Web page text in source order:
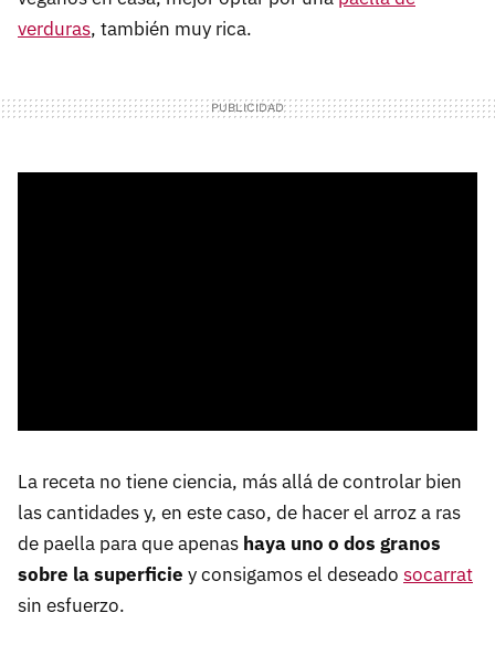
verduras, también muy rica.
La receta no tiene ciencia, más allá de controlar bien
las cantidades y, en este caso, de hacer el arroz a ras
de paella para que apenas haya uno o dos granos
sobre la superficie y consigamos el deseado socarrat
sin esfuerzo.